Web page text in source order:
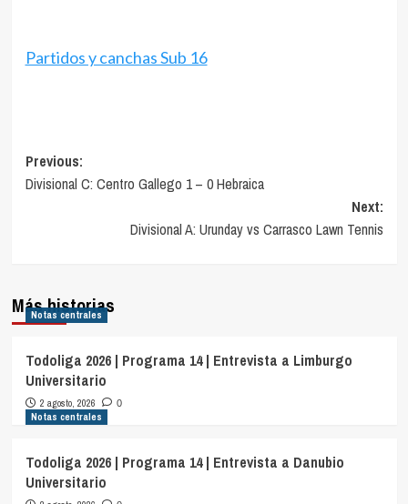
Partidos y canchas Sub 16
Navegación
de
Previous:
Divisional C: Centro Gallego 1 – 0 Hebraica
Next:
Divisional A: Urunday vs Carrasco Lawn Tennis
Más historias
Notas centrales
Todoliga 2026 | Programa 14 | Entrevista a Limburgo
Universitario
2 agosto, 2026 0
Notas centrales
Todoliga 2026 | Programa 14 | Entrevista a Danubio
Universitario